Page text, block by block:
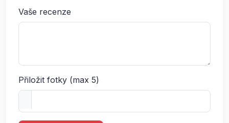
Vaše recenze
Přiložit fotky (max 5)